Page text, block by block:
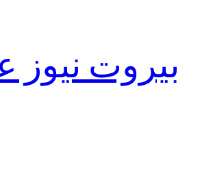
بيروت نيوز